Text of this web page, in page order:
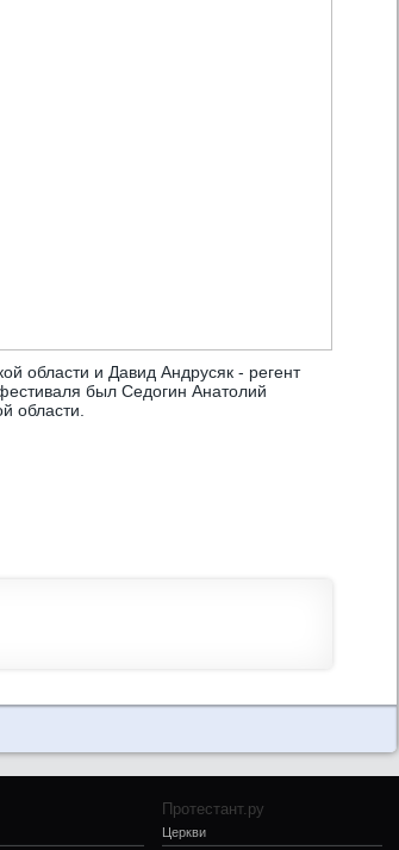
области и Давид Андрусяк - регент
был Седогин Анатолий
области.
Протестант.ру
Церкви